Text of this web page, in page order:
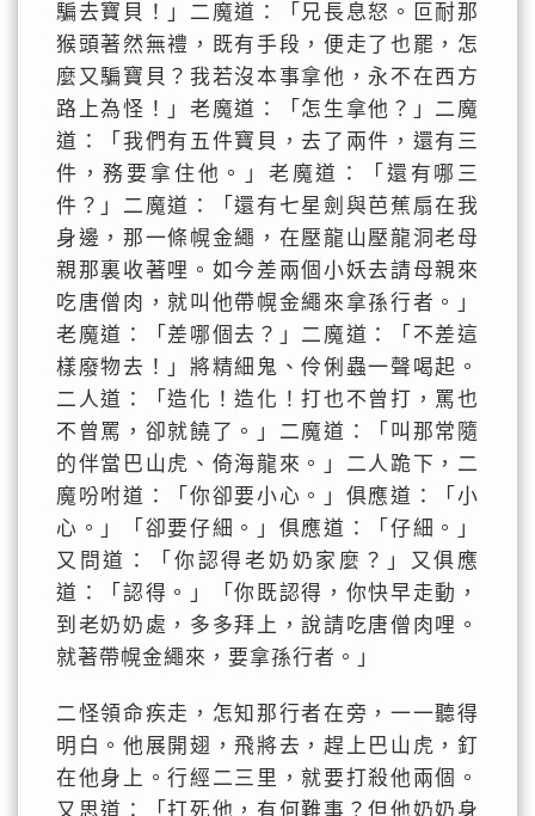
騙去寶貝！」二魔道：「兄長息怒。叵耐那
猴頭著然無禮，既有手段，便走了也罷，怎
麼又騙寶貝？我若沒本事拿他，永不在西方
路上為怪！」老魔道：「怎生拿他？」二魔
道：「我們有五件寶貝，去了兩件，還有三
件，務要拿住他。」老魔道：「還有哪三
件？」二魔道：「還有七星劍與芭蕉扇在我
身邊，那一條幌金繩，在壓龍山壓龍洞老母
親那裏收著哩。如今差兩個小妖去請母親來
吃唐僧肉，就叫他帶幌金繩來拿孫行者。」
老魔道：「差哪個去？」二魔道：「不差這
樣廢物去！」將精細鬼、伶俐蟲一聲喝起。
二人道：「造化！造化！打也不曾打，罵也
不曾罵，卻就饒了。」二魔道：「叫那常隨
的伴當巴山虎、倚海龍來。」二人跪下，二
魔吩咐道：「你卻要小心。」俱應道：「小
心。」「卻要仔細。」俱應道：「仔細。」
又問道：「你認得老奶奶家麼？」又俱應
道：「認得。」「你既認得，你快早走動，
到老奶奶處，多多拜上，說請吃唐僧肉哩。
就著帶幌金繩來，要拿孫行者。」
二怪領命疾走，怎知那行者在旁，一一聽得
明白。他展開翅，飛將去，趕上巴山虎，釘
在他身上。行經二三里，就要打殺他兩個。
又思道：「打死他，有何難事？但他奶奶身